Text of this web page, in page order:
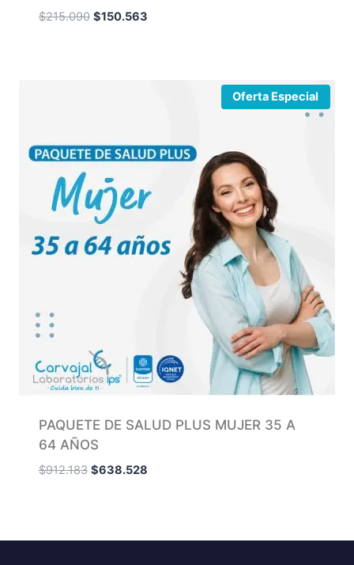
$215.090 $150.563
Oferta Especial
PAQUETE DE SALUD PLUS MUJER 35 A
64 AÑOS
$912.183 $638.528